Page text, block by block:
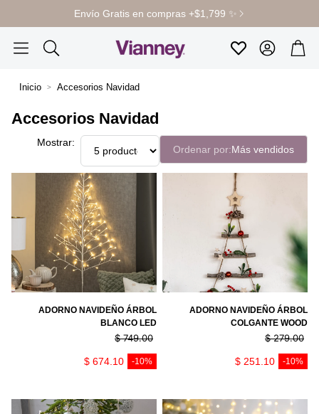
Envío Gratis en compras +$1,799 ✨
FavoritosCuenta
Inicio Accesorios Navidad
Accesorios Navidad
Mostrar:
Ordenar por:Más vendidos
ADORNO NAVIDEÑO ÁRBOL
BLANCO LED
$ 674.10 -10%
$ 749.00
ADORNO NAVIDEÑO ÁRBOL
COLGANTE WOOD
$ 251.10 -10%
$ 279.00